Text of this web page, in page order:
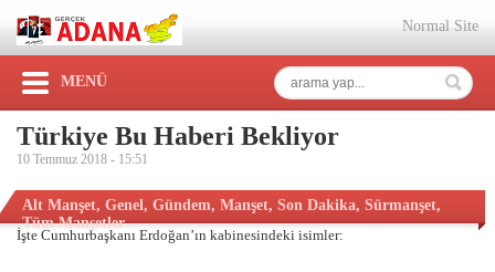
Normal Site
MENÜ
Türkiye Bu Haberi Bekliyor
10 Temmuz 2018 - 15:51
Alt Manşet, Genel, Gündem, Manşet, Son Dakika, Sürmanşet,
Tüm Manşetler
İşte Cumhurbaşkanı Erdoğan’ın kabinesindeki isimler: